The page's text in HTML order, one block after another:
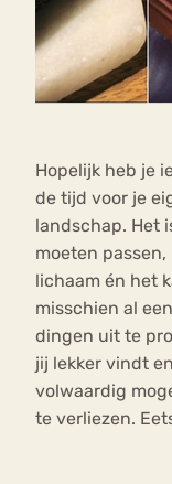
Hopelijk heb je
de tijd voor je
landschap. Het
moeten
lichaam én het
misschien al
dingen uit te
jij lekker vindt
volwaardig
te verliezen.